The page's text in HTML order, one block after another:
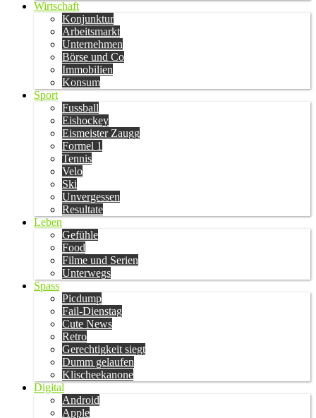
Wirtschaft
Konjunktur
Arbeitsmarkt
Unternehmen
Börse und Co
Immobilien
Konsum
Sport
Fussball
Eishockey
Eismeister Zaugg
Formel 1
Tennis
Velo
Ski
Unvergessen
Resultate
Leben
Gefühle
Food
Filme und Serien
Unterwegs
Spass
Picdump
Fail-Dienstag
Cute News
Retro
Gerechtigkeit siegt
Dumm gelaufen
Klischeekanone
Digital
Android
Apple